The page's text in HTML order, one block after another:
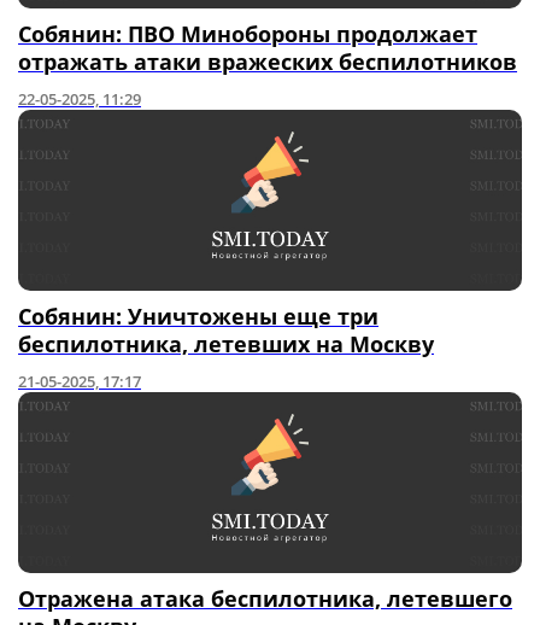
Собянин: ПВО Минобороны продолжает
отражать атаки вражеских беспилотников
22-05-2025, 11:29
Собянин: Уничтожены еще три
беспилотника, летевших на Москву
21-05-2025, 17:17
Отражена атака беспилотника, летевшего